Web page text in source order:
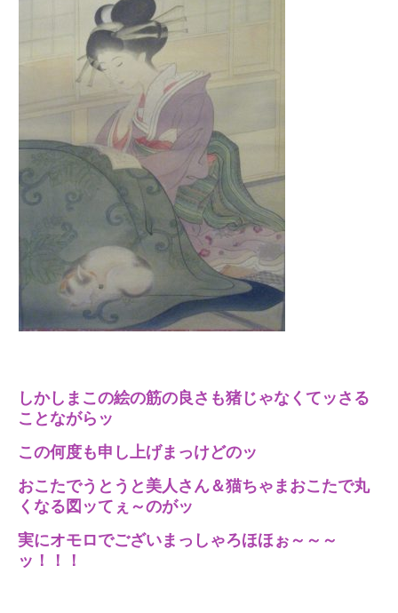
しかしまこの絵の筋の良さも猪じゃなくてッさる
ことながらッ
この何度も申し上げまっけどのッ
おこたでうとうと美人さん＆猫ちゃまおこたで丸
くなる図ッてぇ～のがッ
実にオモロでございまっしゃろほほぉ～～～
ッ！！！